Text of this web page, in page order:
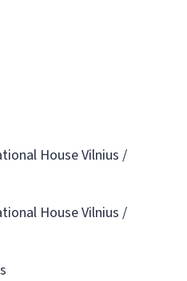
House Vilnius /
House Vilnius /